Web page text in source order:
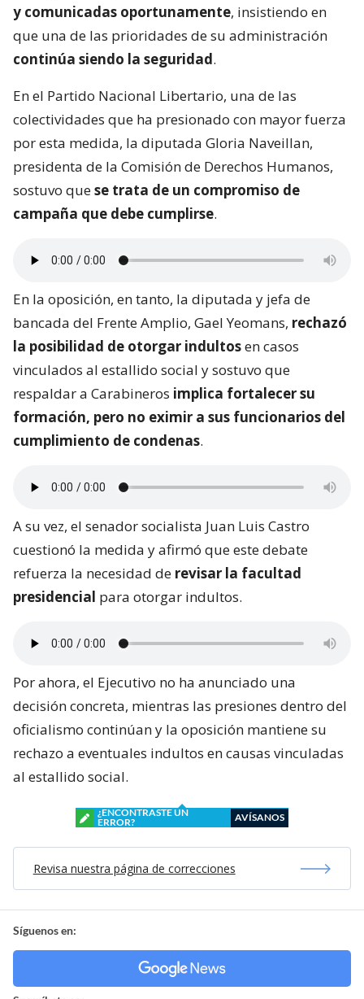
y comunicadas oportunamente, insistiendo en
que una de las prioridades de su administración
continúa siendo la seguridad.
En el Partido Nacional Libertario, una de las
colectividades que ha presionado con mayor fuerza
por esta medida, la diputada Gloria Naveillan,
presidenta de la Comisión de Derechos Humanos,
sostuvo quese trata de un compromiso de
campaña que debe cumplirse.
En la oposición, en tanto, la diputada y jefa de
bancada del Frente Amplio, Gael Yeomans, rechazó
la posibilidad de otorgar indultosen casos
vinculados al estallido social y sostuvo que
respaldar a Carabineros implica fortalecer su
formación, pero no eximir a sus funcionarios del
cumplimiento de condenas.
A su vez, el senador socialista Juan Luis Castro
cuestionó la medida y afirmó que este debate
refuerza la necesidad de revisar la facultad
presidencial para otorgar indultos.
Por ahora, el Ejecutivo no ha anunciado una
decisión concreta, mientras las presiones dentro del
oficialismo continúan y la oposición mantiene su
rechazo a eventuales indultos en causas vinculadas
al estallido social.
¿ENCONTRASTE UN
ERROR?
AVÍSANOS
Revisa nuestra página de correcciones
Síguenos en: